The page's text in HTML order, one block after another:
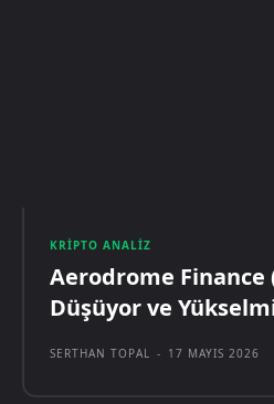
KRIPTO ANALIZ
Aerodrome Finance
Düşüyor ve
SERTHAN TOPAL - 17 MAYIS 2026